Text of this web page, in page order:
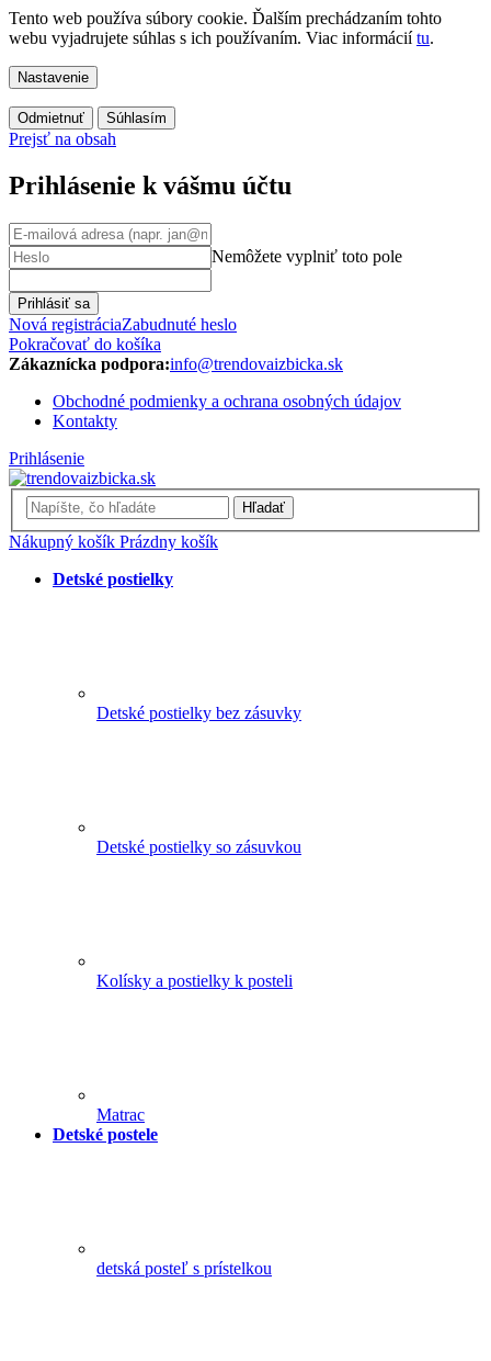
Tento web používa súbory cookie. Ďalším prechádzaním tohto
webu vyjadrujete súhlas s ich používaním. Viac informáciítu.
Nastavenie
Odmietnuť Súhlasím
Prejsť na obsah
Prihlásenie k vášmu účtu
Nemôžete vyplniť toto pole
Prihlásiť sa
Nová registráciaZabudnuté heslo
Pokračovať do košíka
Zákaznícka podpora:info@trendovaizbicka.sk
Obchodné podmienky a ochrana osobných údajov
Kontakty
Prihlásenie
Hľadať
Nákupný košík Prázdny košík
Detské postielky
Detské postielky bez zásuvky
Detské postielky so zásuvkou
Kolísky a postielky k posteli
Matrac
Detské postele
detská posteľ s prístelkou